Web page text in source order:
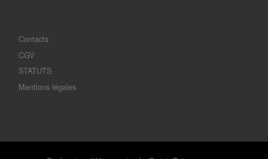
Contacts
CGV
STATUTS
Mentions légales